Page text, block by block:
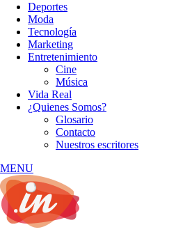
Deportes
Moda
Tecnología
Marketing
Entretenimiento
Cine
Música
Vida Real
¿Quienes Somos?
Glosario
Contacto
Nuestros escritores
MENU